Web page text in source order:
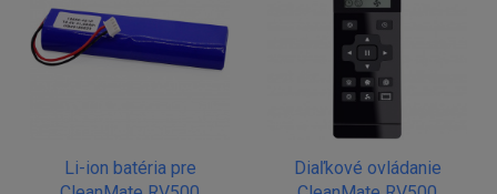
Li-ion batéria pre
Diaľkové ovládanie